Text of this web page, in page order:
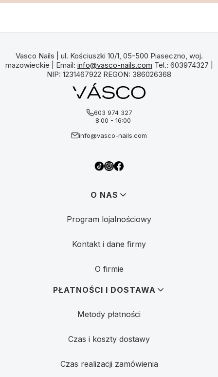
Vasco Nails | ul. Kościuszki 10/1, 05-500 Piaseczno, woj.
mazowieckie | Email: info@vasco-nails.com Tel.: 603974327 |
NIP: 1231467922 REGON: 386026368
603 974 327
8:00 - 16:00
info@vasco-nails.com
O NAS
Program lojalnościowy
Kontakt i dane firmy
O firmie
PŁATNOŚCI I DOSTAWA
Metody płatności
Czas i koszty dostawy
Czas realizacji zamówienia